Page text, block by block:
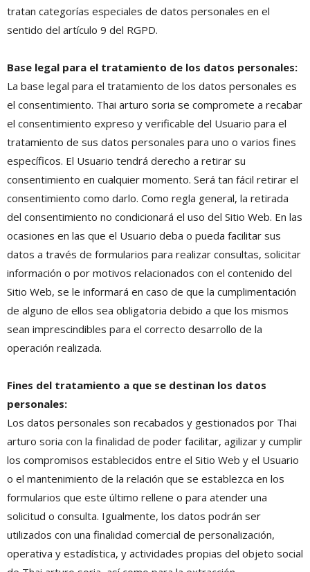
tratan categorías especiales de datos personales en el
sentido del artículo 9 del RGPD.
Base legal para el tratamiento de los datos personales:
La base legal para el tratamiento de los datos personales es
el consentimiento. Thai arturo soria se compromete a recabar
el consentimiento expreso y verificable del Usuario para el
tratamiento de sus datos personales para uno o varios fines
específicos. El Usuario tendrá derecho a retirar su
consentimiento en cualquier momento. Será tan fácil retirar el
consentimiento como darlo. Como regla general, la retirada
del consentimiento no condicionará el uso del Sitio Web. En las
ocasiones en las que el Usuario deba o pueda facilitar sus
datos a través de formularios para realizar consultas, solicitar
información o por motivos relacionados con el contenido del
Sitio Web, se le informará en caso de que la cumplimentación
de alguno de ellos sea obligatoria debido a que los mismos
sean imprescindibles para el correcto desarrollo de la
operación realizada.
Fines del tratamiento a que se destinan los datos
personales:
Los datos personales son recabados y gestionados por Thai
arturo soria con la finalidad de poder facilitar, agilizar y cumplir
los compromisos establecidos entre el Sitio Web y el Usuario
o el mantenimiento de la relación que se establezca en los
formularios que este último rellene o para atender una
solicitud o consulta. Igualmente, los datos podrán ser
utilizados con una finalidad comercial de personalización,
operativa y estadística, y actividades propias del objeto social